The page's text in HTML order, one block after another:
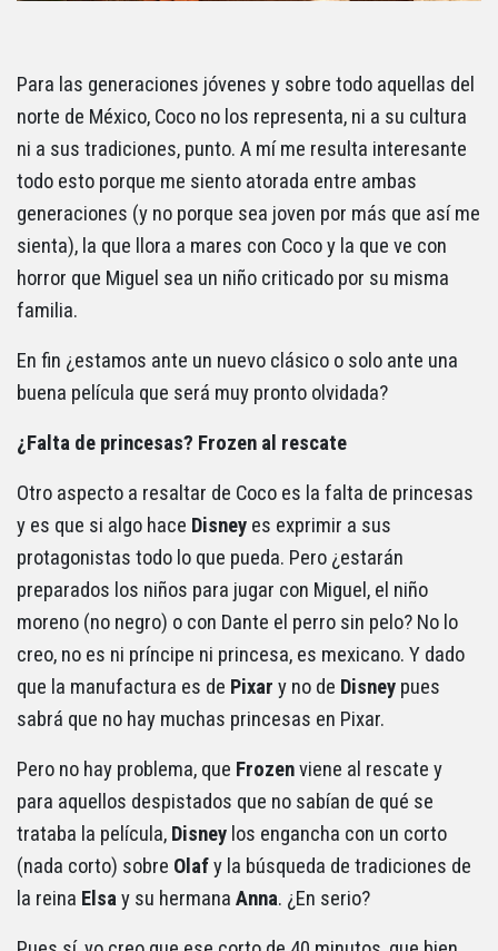
Para las generaciones jóvenes y sobre todo aquellas del
norte de México, Coco no los representa, ni a su cultura
ni a sus tradiciones, punto. A mí me resulta interesante
todo esto porque me siento atorada entre ambas
generaciones (y no porque sea joven por más que así me
sienta), la que llora a mares con Coco y la que ve con
horror que Miguel sea un niño criticado por su misma
familia.
En fin ¿estamos ante un nuevo clásico o solo ante una
buena película que será muy pronto olvidada?
¿Falta de princesas? Frozen al rescate
Otro aspecto a resaltar de Coco es la falta de princesas
y es que si algo hace Disney es exprimir a sus
protagonistas todo lo que pueda. Pero ¿estarán
preparados los niños para jugar con Miguel, el niño
moreno (no negro) o con Dante el perro sin pelo? No lo
creo, no es ni príncipe ni princesa, es mexicano. Y dado
que la manufactura es de Pixar y no de Disney pues
sabrá que no hay muchas princesas en Pixar.
Pero no hay problema, que Frozenviene al rescate y
para aquellos despistados que no sabían de qué se
trataba la película, Disney los engancha con un corto
(nada corto) sobre Olafy la búsqueda de tradiciones de
la reina Elsay su hermana Anna. ¿En serio?